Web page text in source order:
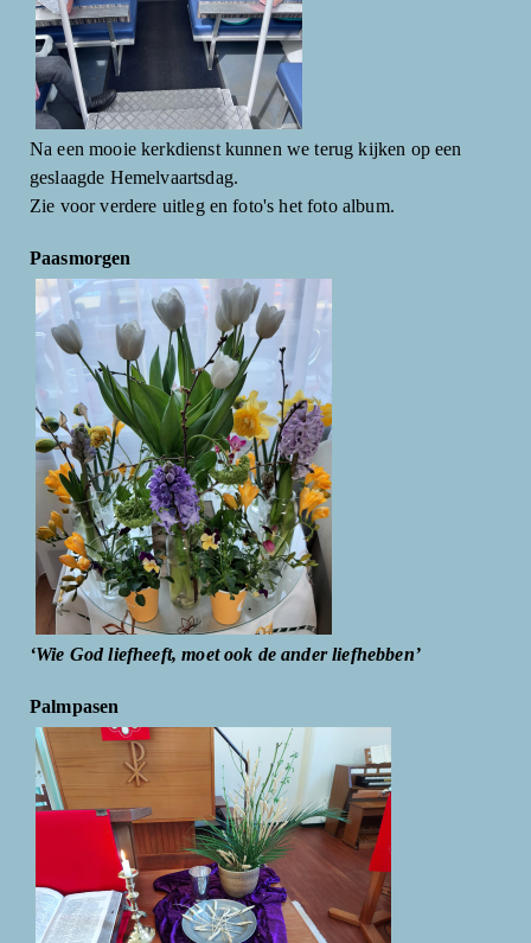
Na een mooie kerkdienst kunnen we terug kijken op een
geslaagde Hemelvaartsdag.
Zie voor verdere uitleg en foto's het foto album.
Paasmorgen
‘Wie God liefheeft, moet ook de ander liefhebben’
Palmpasen